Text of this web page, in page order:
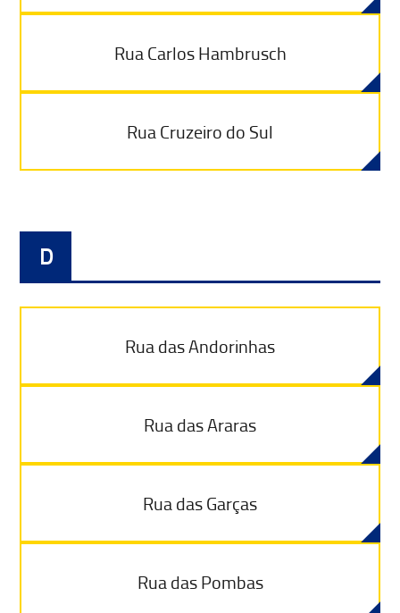
Rua Carlos Hambrusch
Rua Cruzeiro do Sul
D
Rua das Andorinhas
Rua das Araras
Rua das Garças
Rua das Pombas